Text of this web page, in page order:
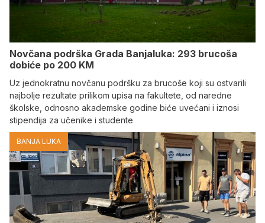
Novčana podrška Grada Banjaluka: 293 brucoša
dobiće po 200 KM
Uz jednokratnu novčanu podršku za brucoše koji su ostvarili
najbolje rezultate prilikom upisa na fakultete, od naredne
školske, odnosno akademske godine biće uvećani i iznosi
stipendija za učenike i studente
BANJA LUKA